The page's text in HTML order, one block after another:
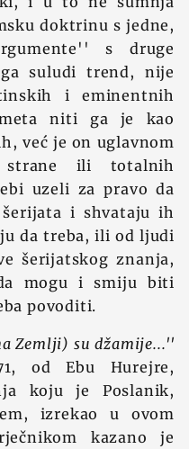
doktrinu s jedne,
s druge
suludi trend, nije
i eminentnih
niti ga je kao
već je on uglavnom
strane ili totalnih
uzeli za pravo da
i shvataju ih
da treba, ili od ljudi
šerijatskog znanja,
mogu i smiju biti
povoditi.
Zemlji) su džamije...''
od Ebu Hurejre,
koju je Poslanik,
izrekao u ovom
kazano je